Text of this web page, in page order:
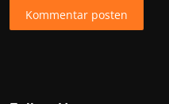
Kommentar posten